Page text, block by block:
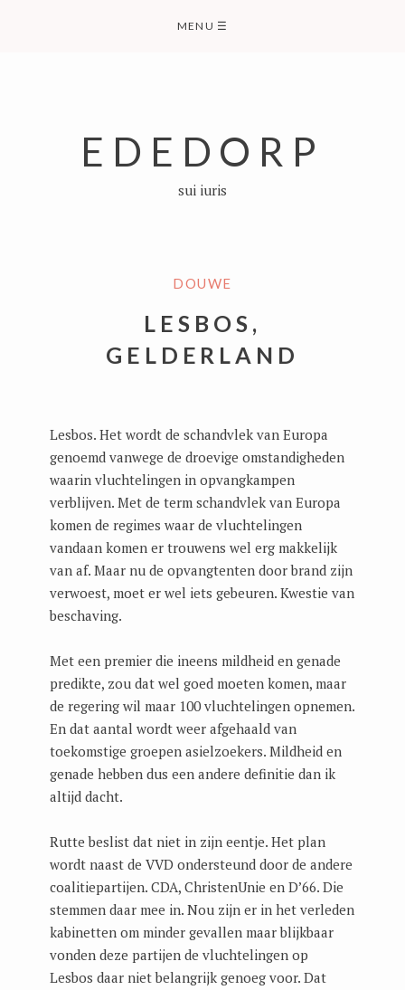
MENU ☰
EDEDORP
sui iuris
DOUWE
LESBOS,
GELDERLAND
Lesbos. Het wordt de schandvlek van Europa
genoemd vanwege de droevige omstandigheden
waarin vluchtelingen in opvangkampen
verblijven. Met de term schandvlek van Europa
komen de regimes waar de vluchtelingen
vandaan komen er trouwens wel erg makkelijk
van af. Maar nu de opvangtenten door brand zijn
verwoest, moet er wel iets gebeuren. Kwestie van
beschaving.
Met een premier die ineens mildheid en genade
predikte, zou dat wel goed moeten komen, maar
de regering wil maar 100 vluchtelingen opnemen.
En dat aantal wordt weer afgehaald van
toekomstige groepen asielzoekers. Mildheid en
genade hebben dus een andere definitie dan ik
altijd dacht.
Rutte beslist dat niet in zijn eentje. Het plan
wordt naast de VVD ondersteund door de andere
coalitiepartijen. CDA, ChristenUnie en D’66. Die
stemmen daar mee in. Nou zijn er in het verleden
kabinetten om minder gevallen maar blijkbaar
vonden deze partijen de vluchtelingen op
Lesbos daar niet belangrijk genoeg voor. Dat